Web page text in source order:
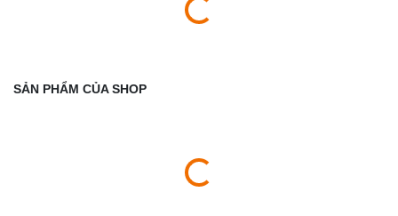
SẢN PHẨM CỦA SHOP